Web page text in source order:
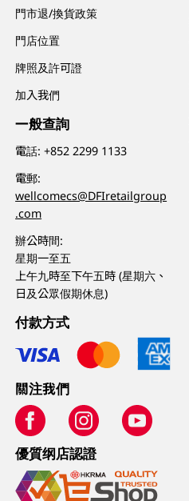
門市退/換貨政策
門店位置
牌照及許可證
加入我們
一般查詢
電話:+852 2299 1133
電郵:
wellcomecs@DFIretailgroup
.com
辦公時間:
星期一至五
上午九時至下午五時 (星期六、
日及公眾假期休息)
付款方式
關注我們
優質纲店認證